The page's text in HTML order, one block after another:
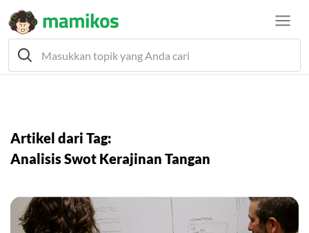
Artikel dari Tag:
Analisis Swot Kerajinan Tangan